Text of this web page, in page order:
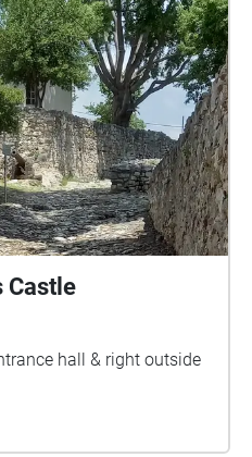
Castle
hall & right outside